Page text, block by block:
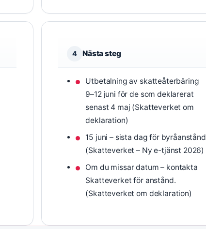
4 Nästa steg
Utbetalning av skatteåterbäring
9–12 juni för de som deklarerat
senast 4 maj (Skatteverket om
deklaration)
15 juni – sista dag för byråanstånd
(Skatteverket – Ny e-tjänst 2026)
Om du missar datum – kontakta
Skatteverket för anstånd.
(Skatteverket om deklaration)